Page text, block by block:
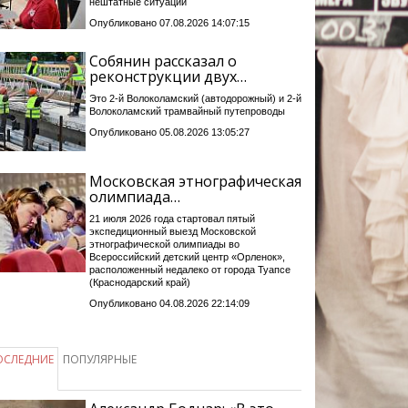
Опубликовано 07.08.2026 14:07:15
Собянин рассказал о
реконструкции двух…
Это 2-й Волоколамский (автодорожный) и 2-й
Волоколамский трамвайный путепроводы
Опубликовано 05.08.2026 13:05:27
Московская этнографическая
олимпиада…
21 июля 2026 года стартовал пятый
экспедиционный выезд Московской
этнографической олимпиады во
Всероссийский детский центр «Орленок»,
расположенный недалеко от города Туапсе
(Краснодарский край)
Опубликовано 04.08.2026 22:14:09
ПОПУЛЯРНЫЕ